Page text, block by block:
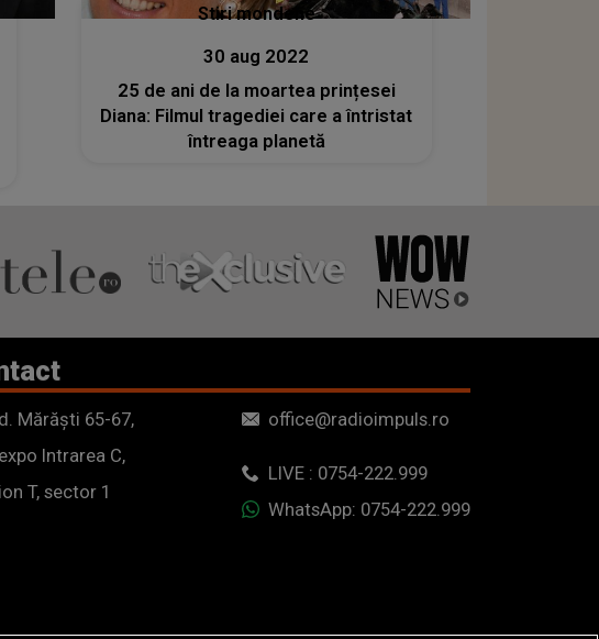
Stiri mondene
30 aug 2022
25 de ani de la moartea prințesei
Diana: Filmul tragediei care a întristat
întreaga planetă
Mărăști 65-67,
Intrarea C,
T, sector 1
office@radioimpuls.ro
LIVE : 0754-222.999
WhatsApp: 0754-222.999